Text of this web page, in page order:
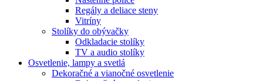
Regály a deliace steny
Vitríny
Stolíky do obývačky
Odkladacie stolíky
TV a audio stolíky
Osvetlenie, lampy a svetlá
Dekoračné a vianočné osvetlenie